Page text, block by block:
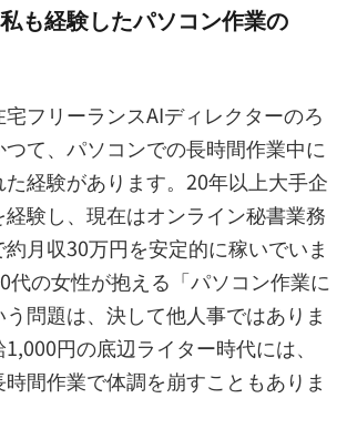
も経験したパソコン作業の
フリーランスAIディレクターのろ
て、パソコンでの長時間作業中に
経験があります。20年以上大手企
験し、現在はオンライン秘書業務
月収30万円を安定的に稼いでいま
代の女性が抱える「パソコン作業に
問題は、決して他人事ではありま
円の底辺ライター時代には、
間作業で体調を崩すこともありま